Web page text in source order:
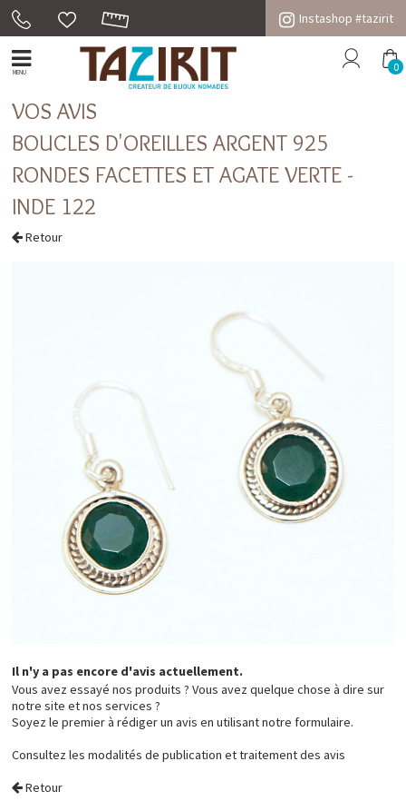
Instashop #tazirit
MENU 0
VOS AVIS
BOUCLES D'OREILLES ARGENT 925
RONDES FACETTES ET AGATE VERTE -
INDE 122
Retour
Il n'y a pas encore d'avis actuellement.
Vous avez essayé nos produits ? Vous avez quelque chose à dire sur
notre site et nos services ?
Soyez le premier à rédiger un avis en utilisant notre formulaire.
Consultez lesmodalités de publication et traitement des avis
Retour